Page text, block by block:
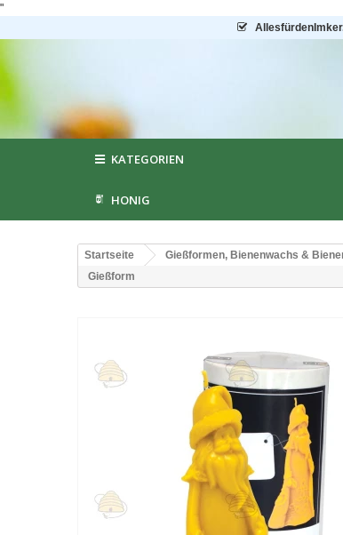
"
KATEGORIEN
HONIG
Startseite Gießformen, Bienenwachs &
Gießform